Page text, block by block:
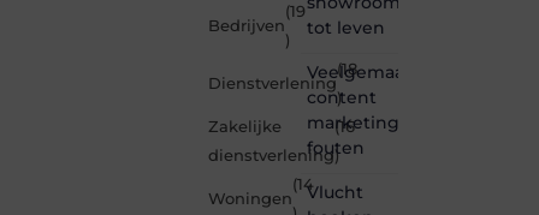
Bedrijven
(19
)
Dienstverlening
(18
)
Zakelijke
dienstverlening
(16
)
Woningen
(14
tot leven
Veelgemaakte
content
marketing
fouten
Vlucht